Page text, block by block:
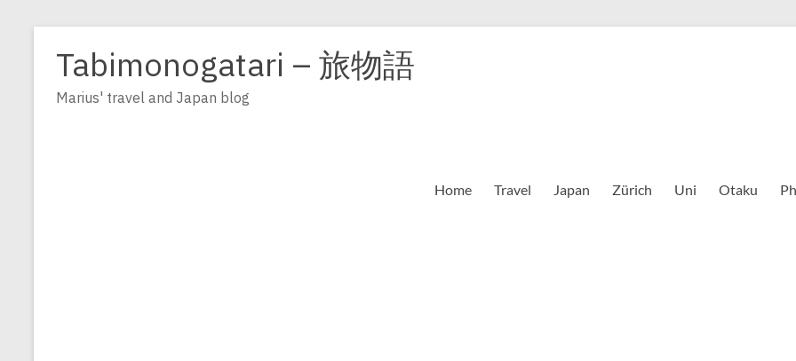
Inhalt
springen
Tabimonogatari – 旅物語
Marius' travel and Japan blog
Home Travel Japan Zürich Uni Otaku